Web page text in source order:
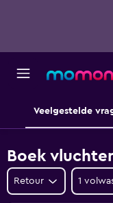
Veelgestelde
Boek
Retour 1